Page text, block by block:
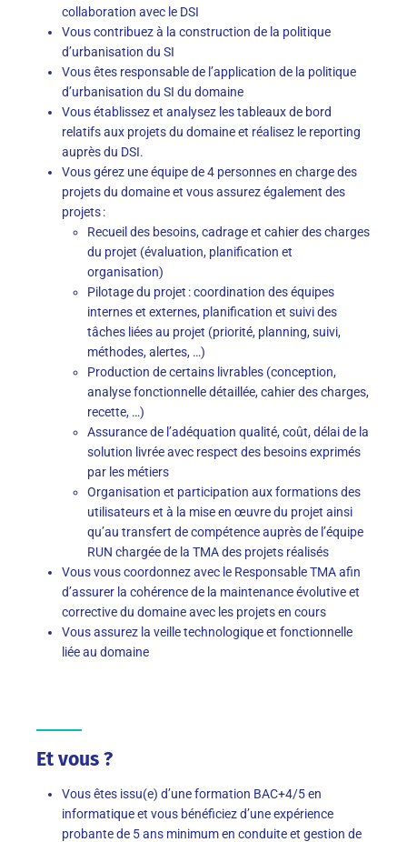
collaboration avec le DSI
Vous contribuez à la construction de la politique
d’urbanisation du SI
Vous êtes responsable de l’application de la politique
d’urbanisation du SI du domaine
Vous établissez et analysez les tableaux de bord
relatifs aux projets du domaine et réalisez le reporting
auprès du DSI.
Vous gérez une équipe de 4 personnes en charge des
projets du domaine et vous assurez également des
projets :
Recueil des besoins, cadrage et cahier des charges
du projet (évaluation, planification et
organisation)
Pilotage du projet : coordination des équipes
internes et externes, planification et suivi des
tâches liées au projet (priorité, planning, suivi,
méthodes, alertes, …)
Production de certains livrables (conception,
analyse fonctionnelle détaillée, cahier des charges,
recette, …)
Assurance de l’adéquation qualité, coût, délai de la
solution livrée avec respect des besoins exprimés
par les métiers
Organisation et participation aux formations des
utilisateurs et à la mise en œuvre du projet ainsi
qu’au transfert de compétence auprès de l’équipe
RUN chargée de la TMA des projets réalisés
Vous vous coordonnez avec le Responsable TMA afin
d’assurer la cohérence de la maintenance évolutive et
corrective du domaine avec les projets en cours
Vous assurez la veille technologique et fonctionnelle
liée au domaine
Et vous ?
Vous êtes issu(e) d’une formation BAC+4/5 en
informatique et vous bénéficiez d’une expérience
probante de 5 ans minimum en conduite et gestion de